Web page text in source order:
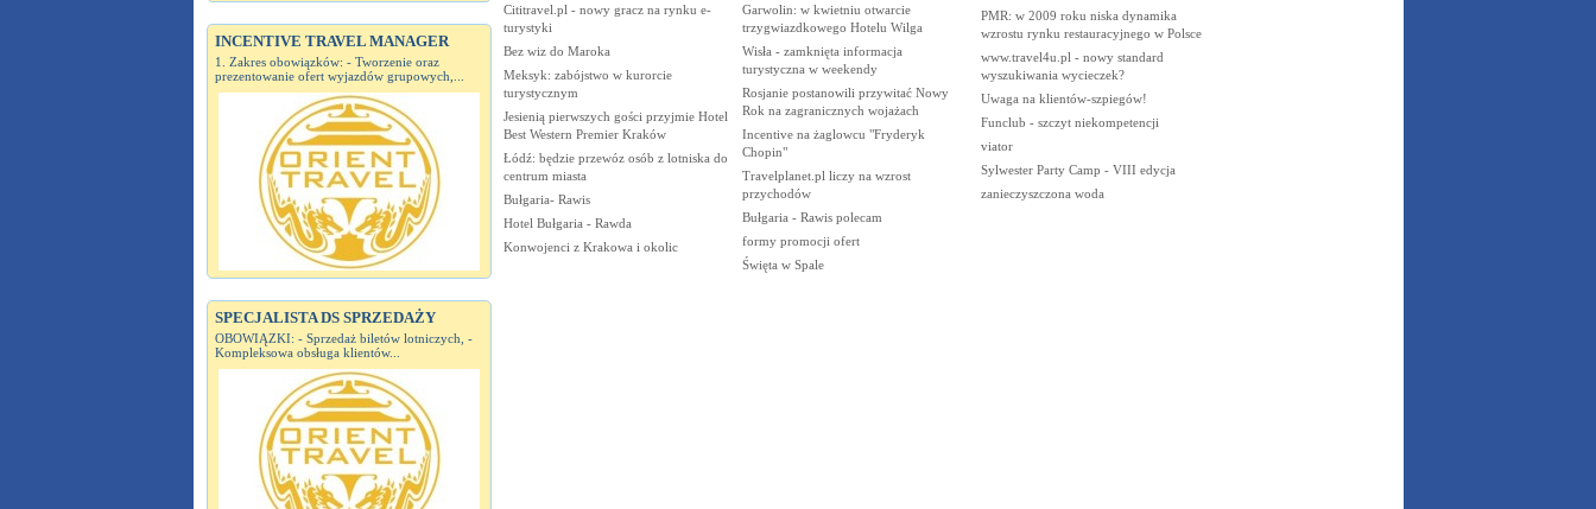
INCENTIVE TRAVEL MANAGER
1. Zakres obowiązków: - Tworzenie oraz
prezentowanie ofert wyjazdów grupowych,...
SPECJALISTA DS SPRZEDAŻY
OBOWIĄZKI: - Sprzedaż biletów lotniczych, -
Kompleksowa obsługa klientów...
Cititravel.pl - nowy gracz na rynku e-
turystyki
Bez wiz do Maroka
Meksyk: zabójstwo w kurorcie
turystycznym
Jesienią pierwszych gości przyjmie Hotel
Best Western Premier Kraków
Łódź: będzie przewóz osób z lotniska do
centrum miasta
Bułgaria- Rawis
Hotel Bułgaria - Rawda
Konwojenci z Krakowa i okolic
Garwolin: w kwietniu otwarcie
trzygwiazdkowego Hotelu Wilga
Wisła - zamknięta informacja
turystyczna w weekendy
Rosjanie postanowili przywitać Nowy
Rok na zagranicznych wojażach
Incentive na żaglowcu "Fryderyk
Chopin"
Travelplanet.pl liczy na wzrost
przychodów
Bułgaria - Rawis polecam
formy promocji ofert
Święta w Spale
PMR: w 2009 roku niska dynamika
wzrostu rynku restauracyjnego w Polsce
www.travel4u.pl - nowy standard
wyszukiwania wycieczek?
Uwaga na klientów-szpiegów!
Funclub - szczyt niekompetencji
viator
Sylwester Party Camp - VIII edycja
zanieczyszczona woda